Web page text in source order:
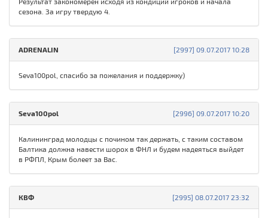
сезона. За игру твердую 4.
[2997] 09.07.2017 10:28
ADRENALIN
Seva100pol, спасибо за пожелания и поддержку)
[2996] 09.07.2017 10:20
Seva100pol
Калининград молодцы с почином так держать, с таким составом
Балтика должна навести шорох в ФНЛ и будем надеяться выйдет
в РФПЛ, Крым болеет за Вас.
[2995] 08.07.2017 23:32
КВФ